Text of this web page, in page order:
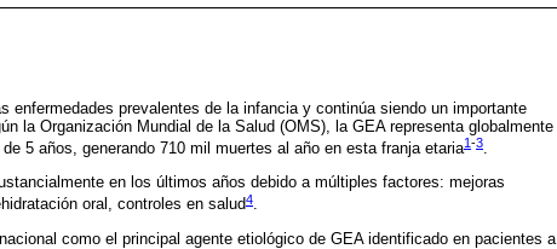
enfermedades prevalentes de la infancia y continúa siendo un importante
la Organización Mundial de la Salud (OMS), la GEA representa globalmente
5 años, generando 710 mil muertes al año en esta franja etaria1-3.
en los últimos años debido a múltiples factores: mejoras
oral, controles en salud4.
como el principal agente etiológico de GEA identificado en pacientes a